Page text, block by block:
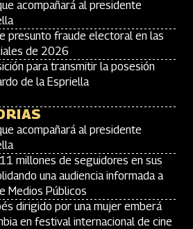
acompañará al presidente
presunto fraude electoral en las
de 2026
para transmitir la posesión
de la Espriella
acompañará al presidente
millones de seguidores en sus
una audiencia informada a
Medios Públicos
dirigido por una mujer emberá
en festival internacional de cine